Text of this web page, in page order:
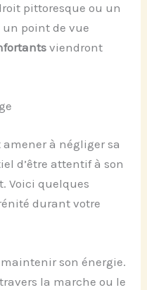
pittoresque ou un
point de vue
viendront
à négliger sa
d’être attentif à son
Voici quelques
durant votre
son énergie.
la marche ou le